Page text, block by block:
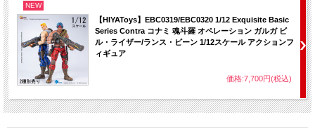
NEW
【HIYAToys】EBC0319/EBC0320 1/12 Exquisite Basic
Series Contra コナミ 魂斗羅 オペレーション ガルガ ビ
ル・ライザー/ランス・ビーン 1/12スケール アクションフ
ィギュア
価格:7,700円(税込)